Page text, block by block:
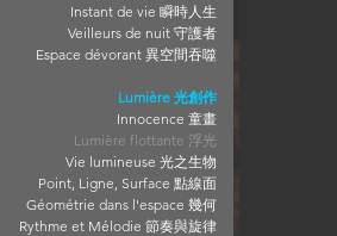
Instant de vie 瞬時人生
Veilleurs de nuit 守護者
Espace dévorant 異空間吞噬
Lumière 光創作
Innocence 童畫
Lumière flottante 浮光
Vie lumineuse 光之生物
Point, Ligne, Surface 點線面
Géométrie dans l'espace 幾何
Rythme et Mélodie 節奏與旋律